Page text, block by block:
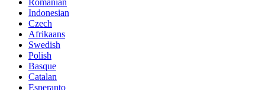
Romanian
Indonesian
Czech
Afrikaans
Swedish
Polish
Basque
Catalan
Esperanto